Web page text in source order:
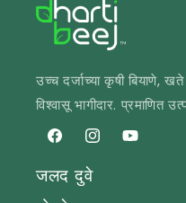
उच्च दर्जाच्या कृषी बियाणे,
विश्वासू भागीदार. प्रमाणित
फेसबुक इंस्टाग्रामयूट्यूब
जलद दुवे